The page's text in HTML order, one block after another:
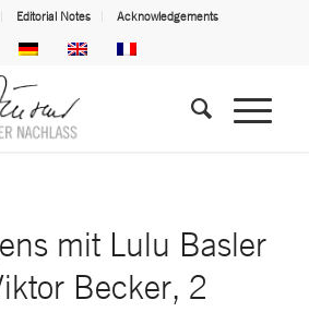
Editorial Notes Acknowledgements
mit Lulu Basler
Becker, 2